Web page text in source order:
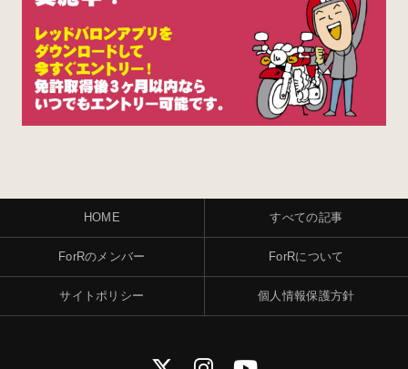
HOME すべての記事
ForRのメンバー ForRについて
サイトポリシー 個人情報保護方針